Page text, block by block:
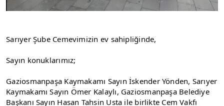
Sarıyer Şube Cemevimizin ev sahipliğinde,
Sayın konuklarımız;
Gaziosmanpaşa Kaymakamı Sayın İskender Yönden, Sarıyer
Kaymakamı Sayın Ömer Kalaylı, Gaziosmanpaşa Belediye
Başkanı Sayın Hasan Tahsin Usta ile birlikte Cem Vakfı